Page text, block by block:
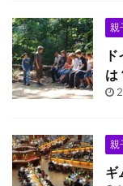
親
は
親
ギ